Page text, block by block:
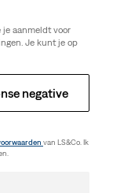
je aanmeldt voor
Je kunt je op
negative
van LS&Co. Ik